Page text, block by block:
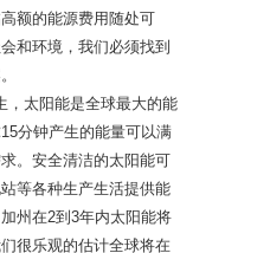
额的能源费用随处可
和环境，我们必须找到
太阳能是全球最大的能
分钟产生的能量可以满
。安全清洁的太阳能可
等各种生产生活提供能
州在2到3年内太阳能将
很乐观的估计全球将在